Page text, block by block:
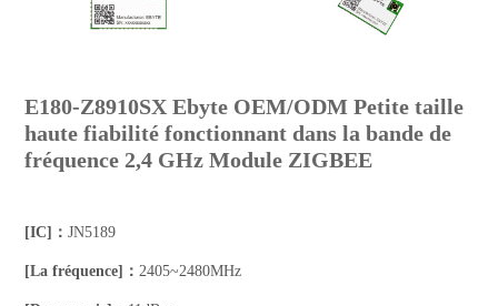
E180-Z8910SX Ebyte OEM/ODM Petite taille
haute fiabilité fonctionnant dans la bande de
fréquence 2,4 GHz Module ZIGBEE
[IC]：JN5189
[La fréquence]：2405~2480MHz